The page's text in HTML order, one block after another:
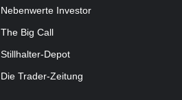
Nebenwerte Investor
The Big Call
Stillhalter-Depot
Die Trader-Zeitung